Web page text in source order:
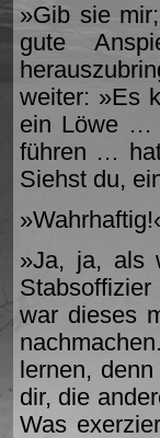
»Gib sie
gute
weiter: »Es
ein Löwe …
führen …
Siehst du,
»Ja, ja, als
war dieses
lernen,
dir, die
Was